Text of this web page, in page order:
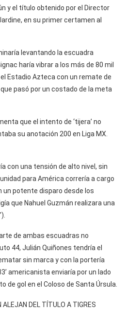
y el título obtenido por el Director
en su primer certamen al
levantando la escuadra
haría vibrar a los más de 80 mil
Estadio Azteca con un remate de
pasó por un costado de la meta
que el intento de ‘tijera’ no
su anotación 200 en Liga MX.
con una tensión de alto nivel, sin
para América correría a cargo
un potente disparo desde los
que Nahuel Guzmán realizara una
de ambas escuadras no
44, Julián Quiñones tendría el
sin marca y con la portería
americanista enviaría por un lado
de gol en el Coloso de Santa Úrsula.
ALEJAN DEL TÍTULO A TIGRES